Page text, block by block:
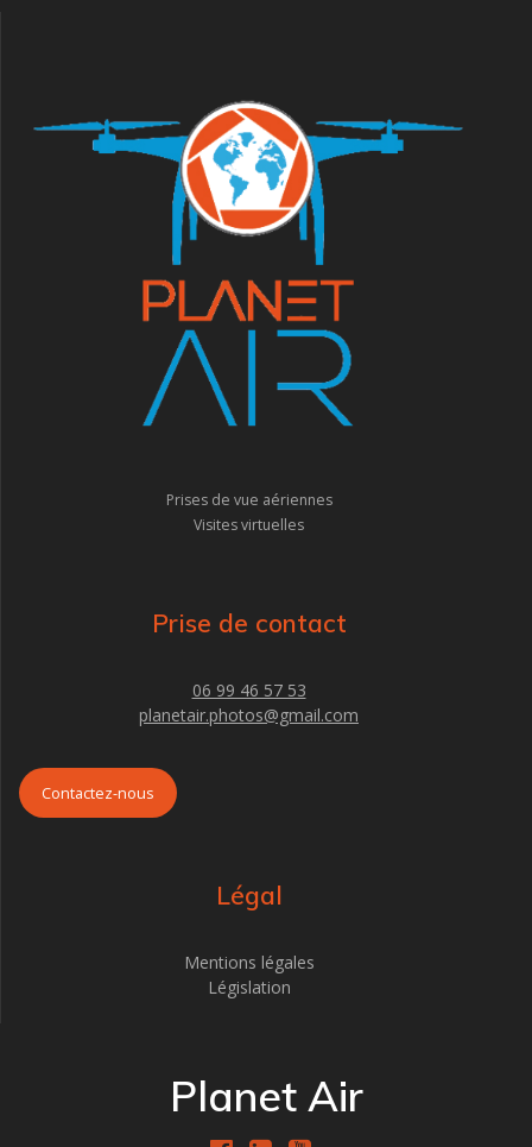
Prises de vue aériennes
Visites virtuelles
Prise de contact
06 99 46 57 53
planetair.photos@gmail.com
Contactez-nous
Légal
Mentions légales
Législation
Planet Air